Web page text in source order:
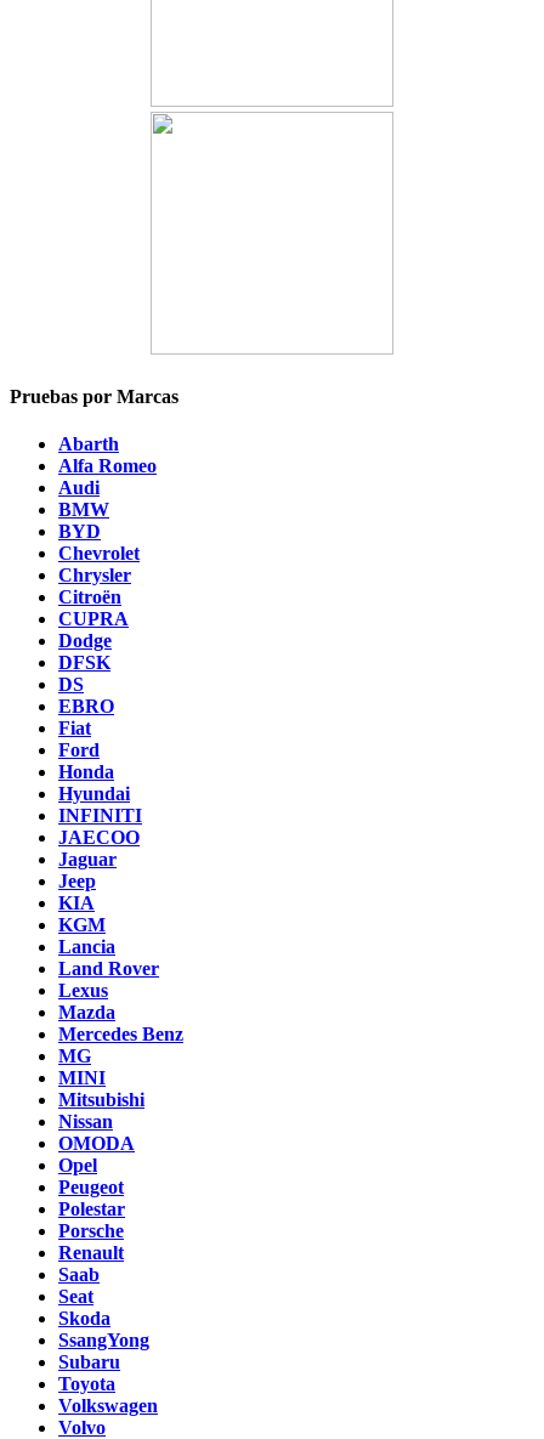
Pruebas por Marcas
Abarth
Alfa Romeo
Audi
BMW
BYD
Chevrolet
Chrysler
Citroën
CUPRA
Dodge
DFSK
DS
EBRO
Fiat
Ford
Honda
Hyundai
INFINITI
JAECOO
Jaguar
Jeep
KIA
KGM
Lancia
Land Rover
Lexus
Mazda
Mercedes Benz
MG
MINI
Mitsubishi
Nissan
OMODA
Opel
Peugeot
Polestar
Porsche
Renault
Saab
Seat
Skoda
SsangYong
Subaru
Toyota
Volkswagen
Volvo